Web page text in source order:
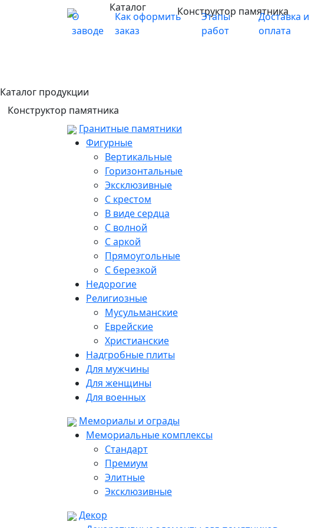
О
заводе
Как оформить
заказ
Этапы
работ
Доставка и
оплата
Каталог Конструктор памятника
Каталог продукции
Конструктор памятника
Гранитные памятники
Фигурные
Вертикальные
Горизонтальные
Эксклюзивные
С крестом
В виде сердца
С волной
С аркой
Прямоугольные
С березкой
Недорогие
Религиозные
Мусульманские
Еврейские
Христианские
Надгробные плиты
Для мужчины
Для женщины
Для военных
Мемориалы и ограды
Мемориальные комплексы
Стандарт
Премиум
Элитные
Эксклюзивные
Декор